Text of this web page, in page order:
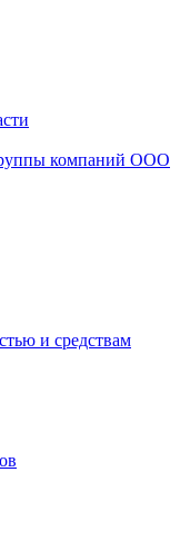
компаний ООО
и средствам